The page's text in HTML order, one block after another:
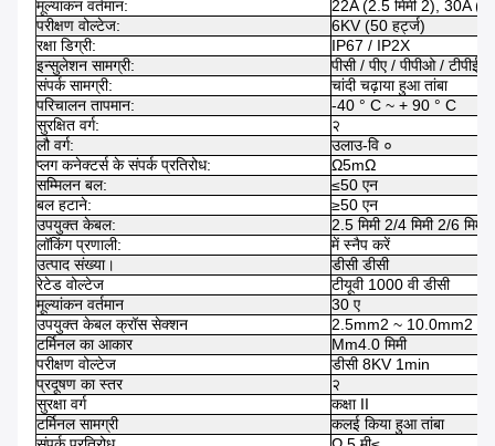
मूल्यांकन वर्तमान:
22A (2.5 मिमी 2), 30A (4
परीक्षण वोल्टेज:
6KV (50 हर्ट्ज)
रक्षा डिग्री:
IP67 / IP2X
इन्सुलेशन सामग्री:
पीसी / पीए / पीपीओ / टीपीई
संपर्क सामग्री:
चांदी चढ़ाया हुआ तांबा
परिचालन तापमान:
-40 ° C ~ + 90 ° C
सुरक्षित वर्ग:
२
लौ वर्ग:
उलाउ-वि ०
प्लग कनेक्टर्स के संपर्क प्रतिरोध:
Ω5mΩ
सम्मिलन बल:
≤50 एन
बल हटाने:
≥50 एन
उपयुक्त केबल:
2.5 मिमी 2/4 मिमी 2/6
लॉकिंग प्रणाली:
में स्नैप करें
उत्पाद संख्या।
डीसी डीसी
रेटेड वोल्टेज
टीयूवी 1000 वी डीसी
मूल्यांकन वर्तमान
30 ए
उपयुक्त केबल क्रॉस सेक्शन
2.5mm2 ~ 10.0mm2 /
टर्मिनल का आकार
Mm4.0 मिमी
परीक्षण वोल्टेज
डीसी 8KV 1min
प्रदूषण का स्तर
२
सुरक्षा वर्ग
कक्षा II
टर्मिनल सामग्री
कलई किया हुआ तांबा